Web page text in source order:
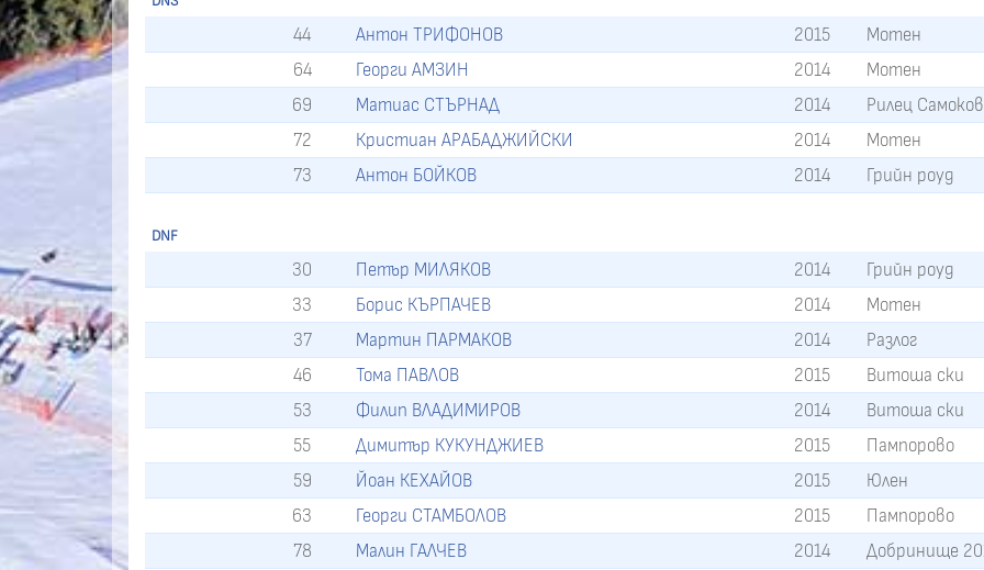
44 Антон ТРИФОНОВ 2015
Мотен
64
Георги АМЗИН 2014
Мотен
69
Матиас СТЪРНАД 2014
Рилец Самоков
72
Кристиан АРАБАДЖИЙСКИ 2014
Мотен
73
Антон БОЙКОВ 2014 Грийн роуд
DNF
30 Петър МИЛЯКОВ 2014
Грийн роуд
33
Борис КЪРПАЧЕВ 2014
Мотен
37
Мартин ПАРМАКОВ 2014
Разлог
46
Тома ПАВЛОВ 2015
Витоша ски
53
Филип ВЛАДИМИРОВ 2014
Витоша ски
55
Димитър КУКУНДЖИЕВ 2015
Пампорово
59
Йоан КЕХАЙОВ 2015
Юлен
63
Георги СТАМБОЛОВ 2015
Пампорово
78
Малин ГАЛЧЕВ 2014 Добринище